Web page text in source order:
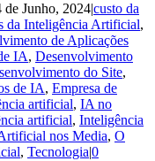
de Junho, 2024|custo da
da Inteligência Artificial,
de Aplicações
IA, Desenvolvimento
do Site,
de IA, Empresa de
artificial, IA no
artificial, Inteligência
nos Media, O
, Tecnologia|0